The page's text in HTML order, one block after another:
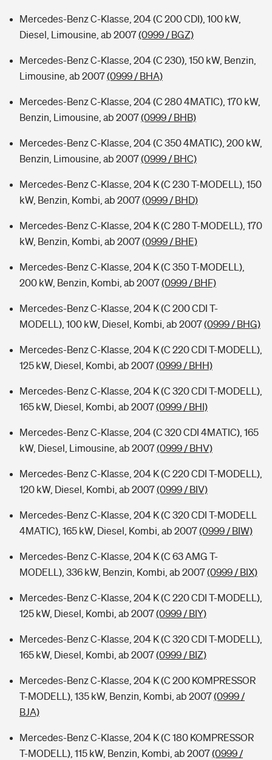
Mercedes-Benz C-Klasse, 204 (C 200 CDI), 100 kW,
Diesel, Limousine, ab 2007(0999 / BGZ)
Mercedes-Benz C-Klasse, 204 (C 230), 150 kW, Benzin,
Limousine, ab 2007(0999 / BHA)
Mercedes-Benz C-Klasse, 204 (C 280 4MATIC), 170 kW,
Benzin, Limousine, ab 2007(0999 / BHB)
Mercedes-Benz C-Klasse, 204 (C 350 4MATIC), 200 kW,
Benzin, Limousine, ab 2007(0999 / BHC)
Mercedes-Benz C-Klasse, 204 K (C 230 T-MODELL), 150
kW, Benzin, Kombi, ab 2007(0999 / BHD)
Mercedes-Benz C-Klasse, 204 K (C 280 T-MODELL), 170
kW, Benzin, Kombi, ab 2007(0999 / BHE)
Mercedes-Benz C-Klasse, 204 K (C 350 T-MODELL),
200 kW, Benzin, Kombi, ab 2007(0999 / BHF)
Mercedes-Benz C-Klasse, 204 K (C 200 CDI T-
MODELL), 100 kW, Diesel, Kombi, ab 2007(0999 / BHG)
Mercedes-Benz C-Klasse, 204 K (C 220 CDI T-MODELL),
125 kW, Diesel, Kombi, ab 2007(0999 / BHH)
Mercedes-Benz C-Klasse, 204 K (C 320 CDI T-MODELL),
165 kW, Diesel, Kombi, ab 2007(0999 / BHI)
Mercedes-Benz C-Klasse, 204 (C 320 CDI 4MATIC), 165
kW, Diesel, Limousine, ab 2007(0999 / BHV)
Mercedes-Benz C-Klasse, 204 K (C 220 CDI T-MODELL),
120 kW, Diesel, Kombi, ab 2007(0999 / BIV)
Mercedes-Benz C-Klasse, 204 K (C 320 CDI T-MODELL
4MATIC), 165 kW, Diesel, Kombi, ab 2007(0999 / BIW)
Mercedes-Benz C-Klasse, 204 K (C 63 AMG T-
MODELL), 336 kW, Benzin, Kombi, ab 2007(0999 / BIX)
Mercedes-Benz C-Klasse, 204 K (C 220 CDI T-MODELL),
125 kW, Diesel, Kombi, ab 2007(0999 / BIY)
Mercedes-Benz C-Klasse, 204 K (C 320 CDI T-MODELL),
165 kW, Diesel, Kombi, ab 2007(0999 / BIZ)
Mercedes-Benz C-Klasse, 204 K (C 200 KOMPRESSOR
T-MODELL), 135 kW, Benzin, Kombi, ab 2007(0999 /
BJA)
Mercedes-Benz C-Klasse, 204 K (C 180 KOMPRESSOR
T-MODELL), 115 kW, Benzin, Kombi, ab 2007(0999 /